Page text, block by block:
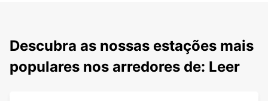
Descubra as nossas estações mais
populares nos arredores de: Leer